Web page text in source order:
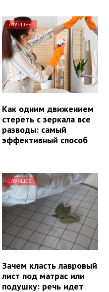
ЛУЧШЕЕ
Как одним движением
стереть с зеркала все
разводы: самый
эффективный способ
ЛУЧШЕЕ
Зачем класть лавровый
лист под матрас или
подушку: речь идет